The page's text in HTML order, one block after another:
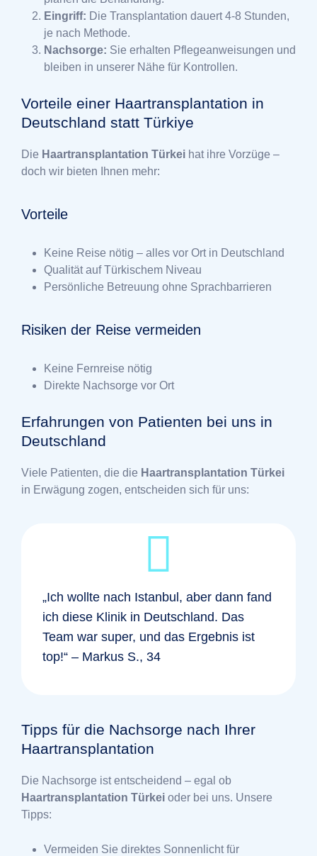
Eingriff: Die Transplantation dauert 4-8 Stunden,
je nach Methode.
Nachsorge: Sie erhalten Pflegeanweisungen und
bleiben in unserer Nähe für Kontrollen.
Vorteile einer Haartransplantation in
Deutschland statt Türkiye
Die Haartransplantation Türkei hat ihre Vorzüge –
doch wir bieten Ihnen mehr:
Vorteile
Keine Reise nötig – alles vor Ort in Deutschland
Qualität auf Türkischem Niveau
Persönliche Betreuung ohne Sprachbarrieren
Risiken der Reise vermeiden
Keine Fernreise nötig
Direkte Nachsorge vor Ort
Erfahrungen von Patienten bei uns in
Deutschland
Viele Patienten, die die Haartransplantation Türkei
in Erwägung zogen, entscheiden sich für uns:
„Ich wollte nach Istanbul, aber dann fand
ich diese Klinik in Deutschland. Das
Team war super, und das Ergebnis ist
top!“ – Markus S., 34
Tipps für die Nachsorge nach Ihrer
Haartransplantation
Die Nachsorge ist entscheidend – egal ob
Haartransplantation Türkei oder bei uns. Unsere
Tipps:
Vermeiden Sie direktes Sonnenlicht für